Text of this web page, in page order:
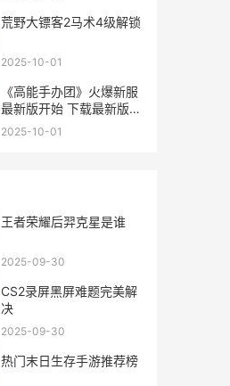
荒野大镖客2马术4级解锁
2025-10-01
《高能手办团》火爆新服
最新版开始 下载最新版迎
风出发 高能手办团反和谐
2025-10-01
王者荣耀后羿克星是谁
2025-09-30
CS2录屏黑屏难题完美解
决
2025-09-30
热门末日生存手游推荐榜